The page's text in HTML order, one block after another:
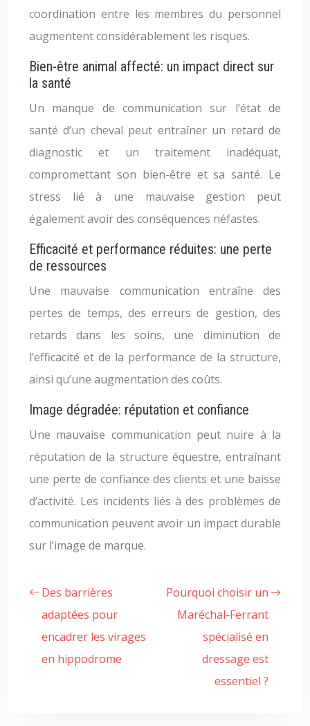
coordination entre les membres du personnel
augmentent considérablement les risques.
Bien-être animal affecté: un impact direct sur
la santé
Un manque de communication sur l’état de
santé d’un cheval peut entraîner un retard de
diagnostic et un traitement inadéquat,
compromettant son bien-être et sa santé. Le
stress lié à une mauvaise gestion peut
également avoir des conséquences néfastes.
Efficacité et performance réduites: une perte
de ressources
Une mauvaise communication entraîne des
pertes de temps, des erreurs de gestion, des
retards dans les soins, une diminution de
l’efficacité et de la performance de la structure,
ainsi qu’une augmentation des coûts.
Image dégradée: réputation et confiance
Une mauvaise communication peut nuire à la
réputation de la structure équestre, entraînant
une perte de confiance des clients et une baisse
d’activité. Les incidents liés à des problèmes de
communication peuvent avoir un impact durable
sur l’image de marque.
Des barrières
adaptées pour
encadrer les virages
en hippodrome
Pourquoi choisir un
Maréchal-Ferrant
spécialisé en
dressage est
essentiel ?